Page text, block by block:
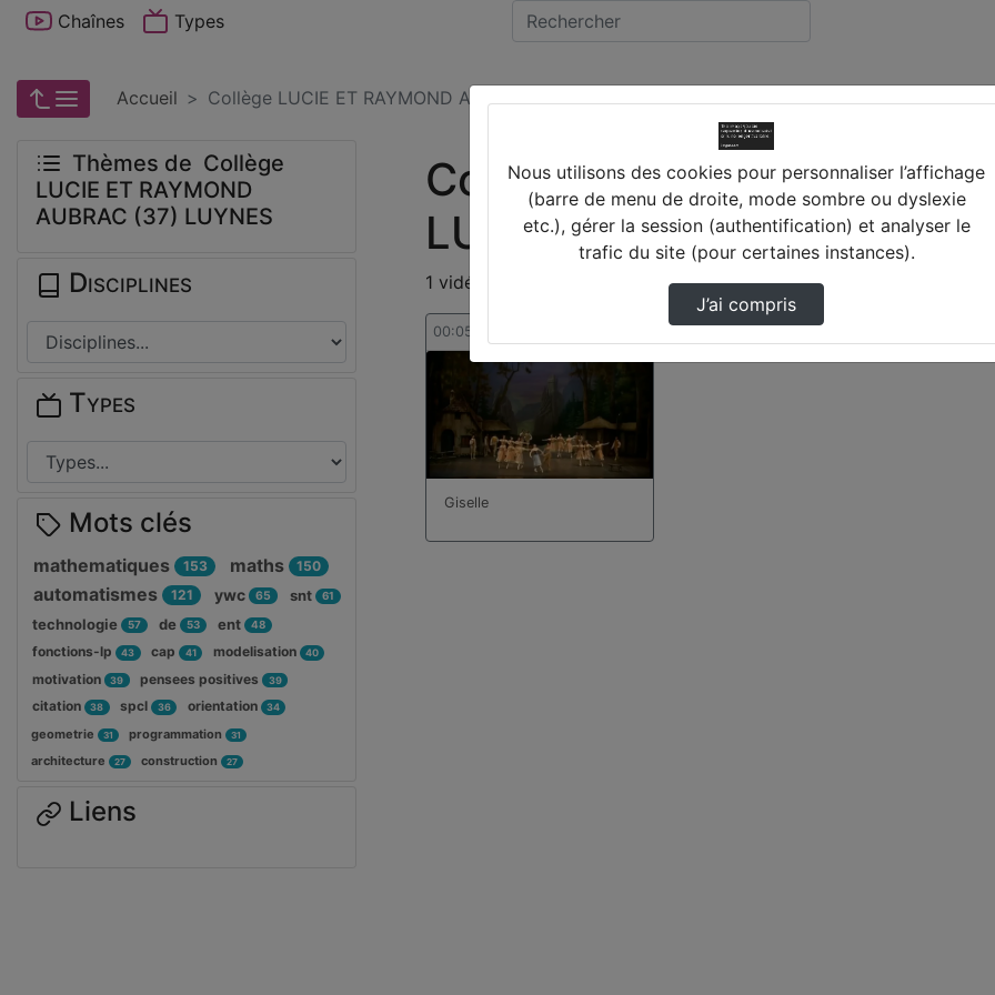
Chaînes Types
Accueil Collège LUCIE ET RAYMOND AUBRAC (37) LUYNES
Collège LUCIE ET
LUYNES
1 vidéo trouvée
00:05:45
Giselle
Thèmes de Collège
LUCIE ET RAYMOND
AUBRAC (37) LUYNES
Disciplines
Types
Mots clés
mathematiques 153 maths 150
automatismes 121 ywc 65 snt 61
technologie 57 de 53 ent 48
fonctions-lp 43 cap 41 modelisation 40
motivation 39 pensees positives 39
citation 38 spcl 36 orientation 34
geometrie 31 programmation 31
architecture 27 construction 27
Liens
Nous utilisons des cookies pour personnaliser l’affichage
(barre de menu de droite, mode sombre ou dyslexie
etc.), gérer la session (authentification) et analyser le
trafic du site (pour certaines instances).
J’ai compris